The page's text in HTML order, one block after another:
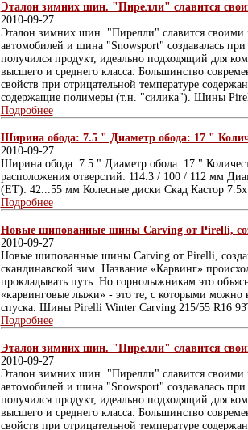
Эталон зимних шин. "Пирелли" славится
2010-09-27
Эталон зимних шин. "Пирелли" славится
автомобилей и шина "Snowsport" создавалась при
получился продукт, идеально подходящий для
высшего и среднего класса. Большинство
свойств при отрицательной температуре
содержащие полимеры (т.н. "силика"). Шины
Подробнее
Ширина обода: 7.5 " Диаметр обода: 17 "
2010-09-27
Ширина обода: 7.5 " Диаметр обода: 17 "
расположения отверстий: 114.3 / 100 / 112 мм
(ET): 42...55 мм Колесные диски Скад Кастор
Подробнее
Новые шипованные шины Carving от Pirelli,
2010-09-27
Новые шипованные шины Carving от Pirelli,
скандинавской зим. Название «Карвинг»
прокладывать путь. Но горнолыжникам это
«карвинговые лыжи» - это те, с которыми можно
спуска. Шины Pirelli Winter Carving 215/55 R16
Подробнее
Эталон зимних шин. "Пирелли" славится
2010-09-27
Эталон зимних шин. "Пирелли" славится
автомобилей и шина "Snowsport" создавалась при
получился продукт, идеально подходящий для
высшего и среднего класса. Большинство
свойств при отрицательной температуре